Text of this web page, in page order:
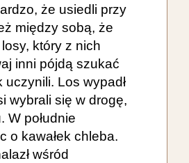
że usiedli przy
między sobą, że
który z nich
inni pójdą szukać
Los wypadł
wybrali się w drogę,
W południe
o kawałek chleba.
wśród